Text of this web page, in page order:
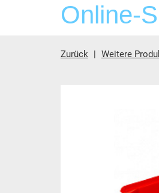
Online-
Zurück Weitere